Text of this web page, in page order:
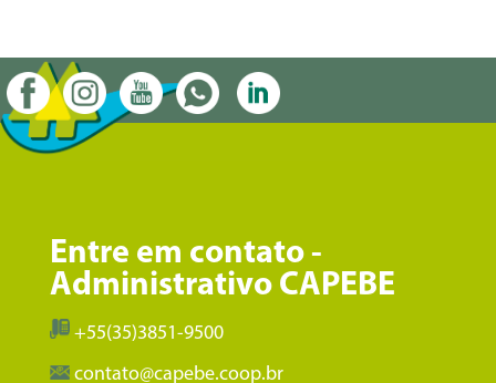
Entre em contato -
Administrativo CAPEBE
+55(35)3851-9500
contato@capebe.coop.br